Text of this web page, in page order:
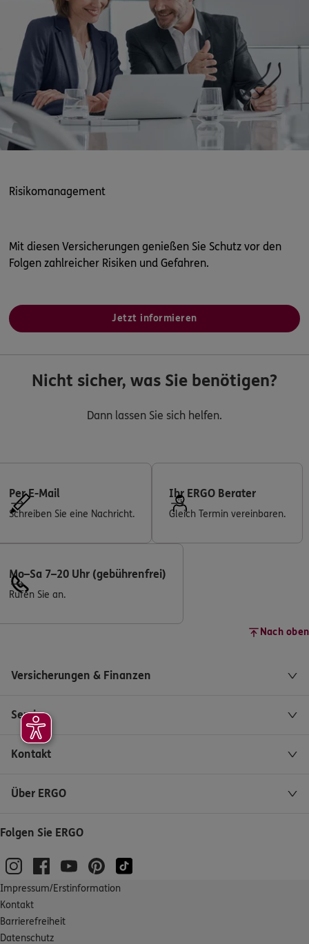
Risikomanagement
Mit diesen Versicherungen genießen Sie Schutz vor den
Folgen zahlreicher Risiken und Gefahren.
Jetzt informieren
Nicht sicher, was Sie benötigen?
Dann lassen Sie sich helfen.
Per E-Mail
Schreiben Sie eine Nachricht.
Ihr ERGO Berater
Gleich Termin vereinbaren.
Mo–Sa 7–20 Uhr (gebührenfrei)
Rufen Sie an.
Nach oben
Versicherungen & Finanzen
Service
Kontakt
Über ERGO
Folgen Sie ERGO
Impressum/Erstinformation
Kontakt
Barrierefreiheit
Datenschutz